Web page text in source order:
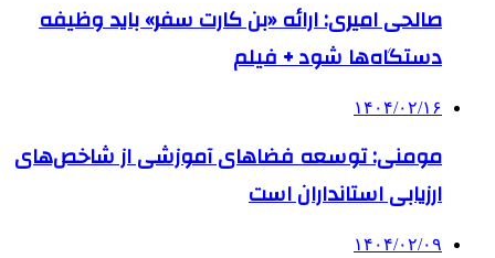
صالحی امیری: ارائه «بن کارت سفر» باید وظیفه
دستگاه‌ها شود + فیلم
۱۴۰۴/۰۲/۱۶
مومنی: توسعه فضاهای آموزشی از شاخص‌های
ارزیابی استانداران است
۱۴۰۴/۰۲/۰۹